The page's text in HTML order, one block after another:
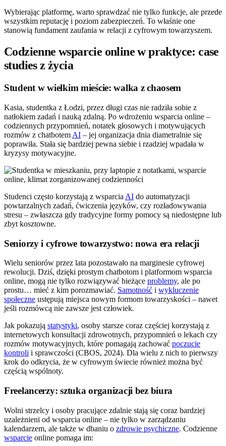
Wybierając platformę, warto sprawdzać nie tylko funkcje, ale przede
wszystkim reputację i poziom zabezpieczeń. To właśnie one
stanowią fundament zaufania w relacji z cyfrowym towarzyszem.
Codzienne wsparcie online w praktyce: case
studies z życia
Student w wielkim mieście: walka z chaosem
Kasia, studentka z Łodzi, przez długi czas nie radziła sobie z
natłokiem zadań i nauką zdalną. Po wdrożeniu wsparcia online –
codziennych przypomnień, notatek głosowych i motywujących
rozmów z chatbotem AI – jej organizacja dnia diametralnie się
poprawiła. Stała się bardziej pewna siebie i rzadziej wpadała w
kryzysy motywacyjne.
Studenci często korzystają z wsparcia AI do automatyzacji
powtarzalnych zadań, ćwiczenia języków, czy rozładowywania
stresu – zwłaszcza gdy tradycyjne formy pomocy są niedostępne lub
zbyt kosztowne.
Seniorzy i cyfrowe towarzystwo: nowa era relacji
Wielu seniorów przez lata pozostawało na marginesie cyfrowej
rewolucji. Dziś, dzięki prostym chatbotom i platformom wsparcia
online, mogą nie tylko rozwiązywać bieżące problemy, ale po
prostu… mieć z kim porozmawiać. Samotność i wykluczenie
społeczne ustępują miejsca nowym formom towarzyskości – nawet
jeśli rozmówcą nie zawsze jest człowiek.
Jak pokazują statystyki, osoby starsze coraz częściej korzystają z
internetowych konsultacji zdrowotnych, przypomnień o lekach czy
rozmów motywacyjnych, które pomagają zachować poczucie
kontroli i sprawczości (CBOS, 2024). Dla wielu z nich to pierwszy
krok do odkrycia, że w cyfrowym świecie również można być
częścią wspólnoty.
Freelancerzy: sztuka organizacji bez biura
Wolni strzelcy i osoby pracujące zdalnie stają się coraz bardziej
uzależnieni od wsparcia online – nie tylko w zarządzaniu
kalendarzem, ale także w dbaniu o zdrowie psychiczne. Codzienne
wsparcie online pomaga im: